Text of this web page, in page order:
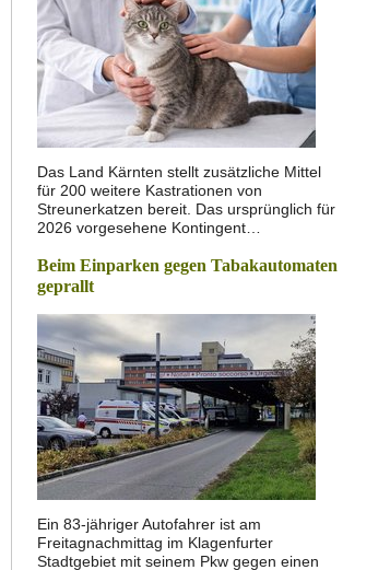
Das Land Kärnten stellt zusätzliche Mittel
für 200 weitere Kastrationen von
Streunerkatzen bereit. Das ursprünglich für
2026 vorgesehene Kontingent…
Beim Einparken gegen Tabakautomaten
geprallt
Ein 83-jähriger Autofahrer ist am
Freitagnachmittag im Klagenfurter
Stadtgebiet mit seinem Pkw gegen einen